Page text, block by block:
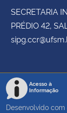
SECRETARIA
PRÉDIO 42,
Acesso à
Informação
Desenvolvido